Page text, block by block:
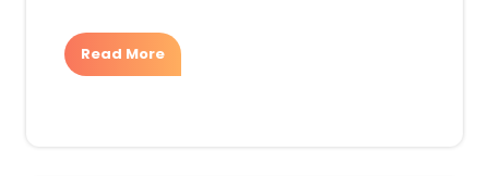
Read More